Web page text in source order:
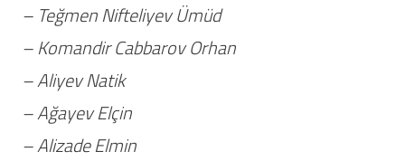
– Teğmen Nifteliyev Ümüd
– Komandir Cabbarov Orhan
– Aliyev Natik
– Ağayev Elçin
– Alizade Elmin